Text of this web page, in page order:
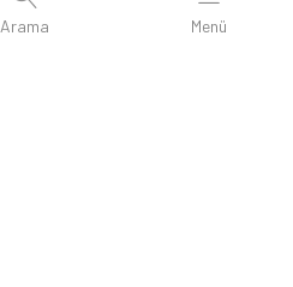
Arama Menü
Kişisel Ürünler